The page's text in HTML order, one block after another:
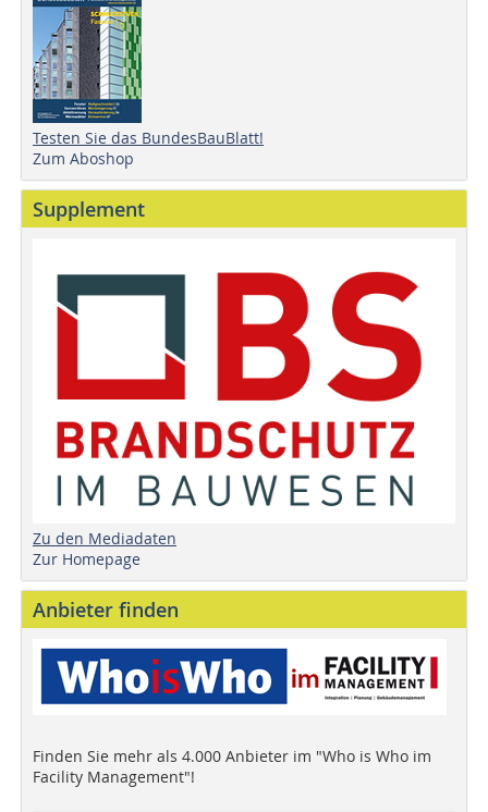
Testen Sie das BundesBauBlatt!
Zum Aboshop
Supplement
Zu den Mediadaten
Zur Homepage
Anbieter finden
Finden Sie mehr als 4.000 Anbieter im "Who is Who im
Facility Management"!